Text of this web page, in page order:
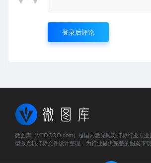
登录后评论
微图库（VTOCOO.com）是国内激光雕刻打标行业专
型激光机打标文件设计整理，为行业提供完整的图案下